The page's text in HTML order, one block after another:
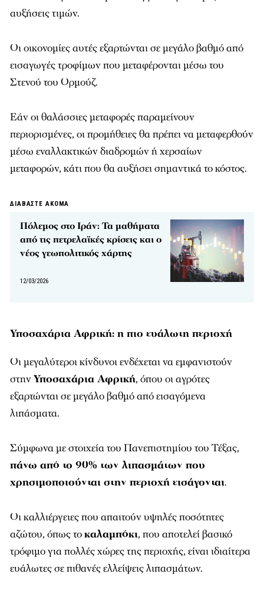
αυξήσεις τιμών.
Οι οικονομίες αυτές εξαρτώνται σε μεγάλο βαθμό από
εισαγωγές τροφίμων που μεταφέρονται μέσω του
Στενού του Ορμούζ.
Εάν οι θαλάσσιες μεταφορές παραμείνουν
περιορισμένες, οι προμήθειες θα πρέπει να μεταφερθούν
μέσω εναλλακτικών διαδρομών ή χερσαίων
μεταφορών, κάτι που θα αυξήσει σημαντικά το κόστος.
ΔΙΑΒΑΣΤΕ ΑΚΟΜΑ
Πόλεμος στο Ιράν: Τα μαθήματα
από τις πετρελαϊκές κρίσεις και ο
νέος γεωπολιτικός χάρτης
12/03/2026
Υποσαχάρια Αφρική: η πιο ευάλωτη περιοχή
Οι μεγαλύτεροι κίνδυνοι ενδέχεται να εμφανιστούν
στηνΥποσαχάρια Αφρική, όπου οι αγρότες
εξαρτώνται σε μεγάλο βαθμό από εισαγόμενα
λιπάσματα.
Σύμφωνα με στοιχεία του Πανεπιστημίου του Τέξας,
πάνω από το 90% των λιπασμάτων που
χρησιμοποιούνται στην περιοχή εισάγονται.
Οι καλλιέργειες που απαιτούν υψηλές ποσότητες
αζώτου, όπως τοκαλαμπόκι, που αποτελεί βασικό
τρόφιμο για πολλές χώρες της περιοχής, είναι ιδιαίτερα
ευάλωτες σε πιθανές ελλείψεις λιπασμάτων.